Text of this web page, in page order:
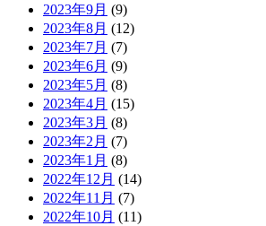
2023年9月 (9)
2023年8月 (12)
2023年7月 (7)
2023年6月 (9)
2023年5月 (8)
2023年4月 (15)
2023年3月 (8)
2023年2月 (7)
2023年1月 (8)
2022年12月 (14)
2022年11月 (7)
2022年10月 (11)